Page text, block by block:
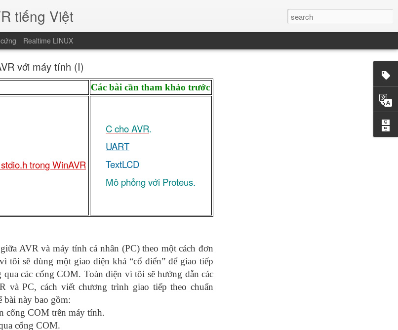
tiếng Việt
Realtime LINUX
với máy tính (I)
Các bài cần tham khảo trước
trong WinAVR
C cho AVR.
UART
TextLCD
Mô phỏng với Proteus.
AVR và máy tính cá nhân (PC) theo một cách đơn
tôi sẽ dùng một giao diện khá “cổ điển” để giao tiếp
các cổng COM. Toàn diện vì tôi sẽ hướng dẫn các
và PC, cách viết chương trình giao tiếp theo chuẩn
bài này bao gồm:
COM trên máy tính.
cổng COM.